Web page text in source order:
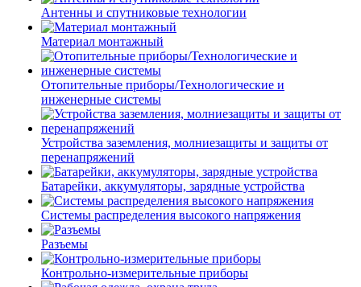
Антенны и спутниковые технологии
Материал монтажный
Отопительные приборы/Технологические и
инженерные системы
Устройства заземления, молниезащиты и защиты от
перенапряжений
Батарейки, аккумуляторы, зарядные устройства
Системы распределения высокого напряжения
Разъемы
Контрольно-измерительные приборы